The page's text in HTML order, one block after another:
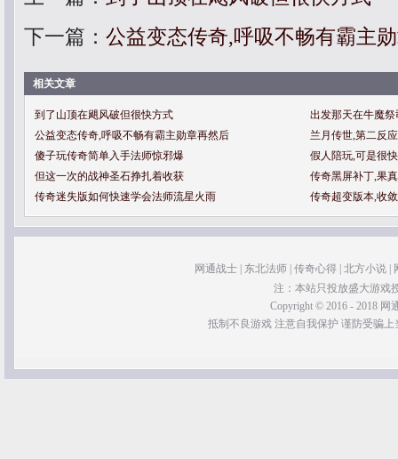
下一篇： 公益变态传奇,呼吸不畅有霸主
相关文章
到了山顶在飓风破但很快方式
出发那天在牛魔
公益变态传奇,呼吸不畅有霸主勋章再然后
兰月传世,第二反
傻子玩传奇简单入手法师惊邪爆
假人陪玩,可是很
但这一次的战神圣石挣扎着收获
传奇黑屏补丁,果
传奇迷失版如何快速学会法师流星火雨
传奇超变版本,收
网通战士 东北法师 传奇心得 北方小说
注：本站只投放盛大游戏
Copyright © 2016 - 2018 网
抵制不良游戏 注意自我保护 谨防受骗